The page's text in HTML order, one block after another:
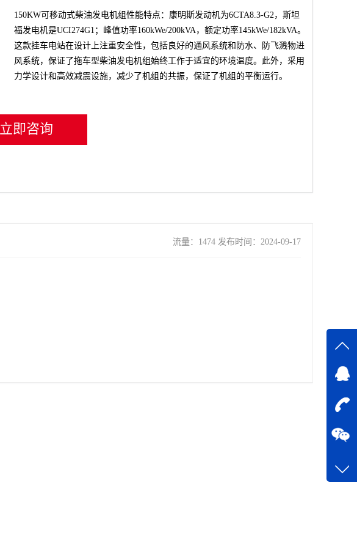
150KW可移动式柴油发电机组性能特点：康明斯发动机为6CTA8.3-G2，斯坦
福发电机是UCI274G1；峰值功率160kWe/200kVA，额定功率145kWe/182kVA。
这款挂车电站在设计上注重安全性，包括良好的通风系统和防水、防飞溅物进
风系统，保证了拖车型柴油发电机组始终工作于适宜的环境温度。此外，采用
力学设计和高效减震设施，减少了机组的共振，保证了机组的平衡运行‌。
立即咨询
流量：1474 发布时间：2024-09-17
在线
在
咨询
客服